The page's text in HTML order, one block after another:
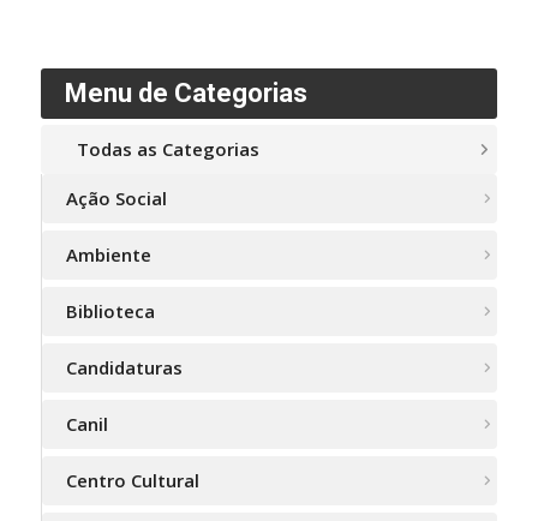
Menu de Categorias
Todas as Categorias
Ação Social
Ambiente
Biblioteca
Candidaturas
Canil
Centro Cultural